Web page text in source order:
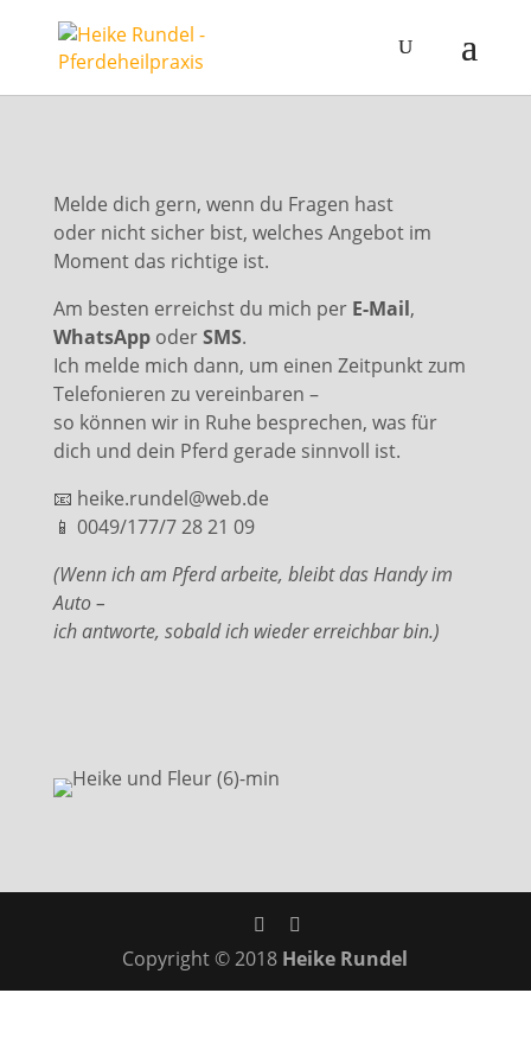
Melde dich gern, wenn du Fragen hast
oder nicht sicher bist, welches Angebot im
Moment das richtige ist.
Am besten erreichst du mich per E-Mail,
WhatsAppoderSMS.
Ich melde mich dann, um einen Zeitpunkt zum
Telefonieren zu vereinbaren –
so können wir in Ruhe besprechen, was für
dich und dein Pferd gerade sinnvoll ist.
📧 heike.rundel@web.de
📱 0049/177/7 28 21 09
(Wenn ich am Pferd arbeite, bleibt das Handy im
Auto –
ich antworte, sobald ich wieder erreichbar bin.)
Copyright © 2018 Heike Rundel